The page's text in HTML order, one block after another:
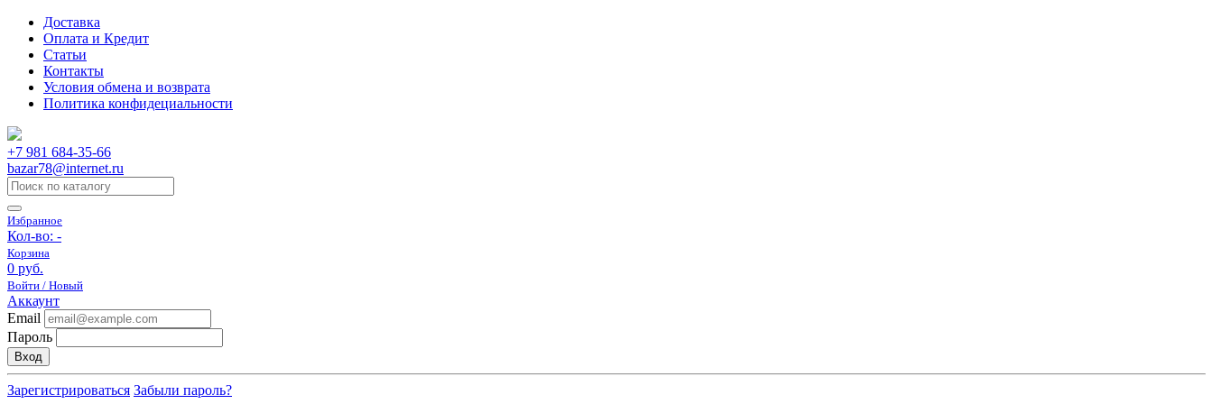
Доставка
Оплата и Кредит
Статьи
Контакты
Условия обмена и возврата
Политика конфидециальности
+7 981 684-35-66
bazar78@internet.ru
Избранное
Кол-во: -
Корзина
0 руб.
Войти / Новый
Аккаунт
Email
Пароль
Вход
Зарегистрироваться Забыли пароль?